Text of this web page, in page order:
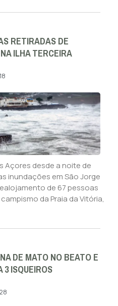
RETIRADAS DE
ILHA TERCEIRA
Açores desde a noite de
inundações em São Jorge
de 67 pessoas
da Praia da Vitória,
DE MATO NO BEATO E
ISQUEIROS